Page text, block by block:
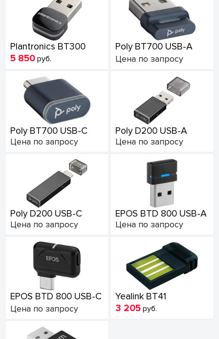
Plantronics BT300
5 850 руб.
Poly BT700 USB-A
Цена по запросу
Poly BT700 USB-C
Цена по запросу
Poly D200 USB-A
Цена по запросу
Poly D200 USB-C
Цена по запросу
EPOS BTD 800 USB-A
Цена по запросу
EPOS BTD 800 USB-C
Цена по запросу
Yealink BT41
3 205 руб.